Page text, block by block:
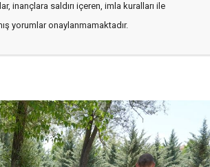
inançlara saldırı içeren, imla kuralları ile
yorumlar onaylanmamaktadır.